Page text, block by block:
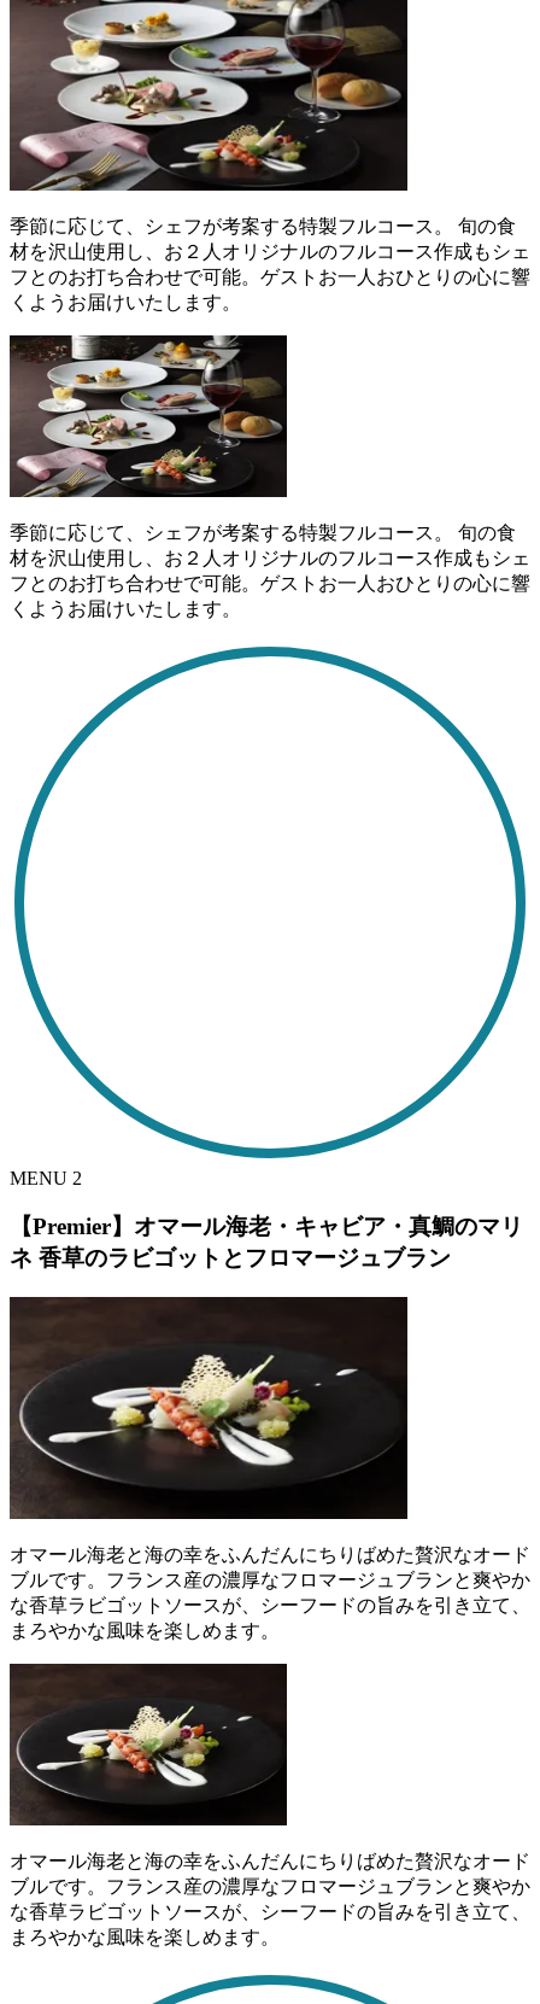
季節に応じて、シェフが考案する特製フルコース。 旬の食
材を沢山使用し、お２人オリジナルのフルコース作成もシェ
フとのお打ち合わせで可能。ゲストお一人おひとりの心に響
くようお届けいたします。
季節に応じて、シェフが考案する特製フルコース。 旬の食
材を沢山使用し、お２人オリジナルのフルコース作成もシェ
フとのお打ち合わせで可能。ゲストお一人おひとりの心に響
くようお届けいたします。
MENU 2
【Premier】オマール海老・キャビア・真鯛のマリ
ネ 香草のラビゴットとフロマージュブラン
オマール海老と海の幸をふんだんにちりばめた贅沢なオード
ブルです。フランス産の濃厚なフロマージュブランと爽やか
な香草ラビゴットソースが、シーフードの旨みを引き立て、
まろやかな風味を楽しめます。
オマール海老と海の幸をふんだんにちりばめた贅沢なオード
ブルです。フランス産の濃厚なフロマージュブランと爽やか
な香草ラビゴットソースが、シーフードの旨みを引き立て、
まろやかな風味を楽しめます。